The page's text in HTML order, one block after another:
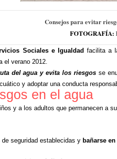
Consejos para evitar
FOTOGRAFÍA:
Sociales e Igualdad facilita a
el verano 2012.
del agua y evita los riesgosse
y adoptar una conducta
en el agua
y a los adultos que permanecen a
de seguridad establecidas y bañarse